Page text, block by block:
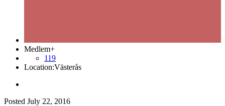
Medlem+
119
Location:Västerås
Posted July 22, 2016